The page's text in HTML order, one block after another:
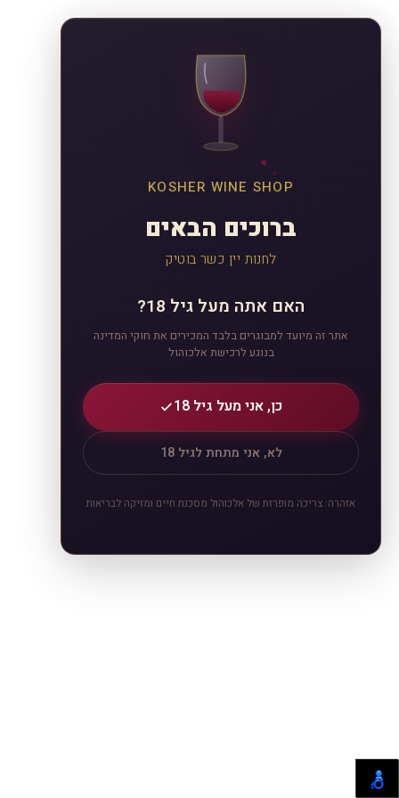
KOSHER WINE SHOP
ברוכים הבאים
לחנות יין כשר בוטיק
האם אתה מעל גיל 18?
אתר זה מיועד למבוגרים בלבד המכירים את חוקי המדינה
בנוגע לרכישת אלכוהול
כן, אני מעל גיל 18
לא, אני מתחת לגיל 18
אזהרה: צריכה מופרזת של אלכוהול מסכנת חיים ומזיקה לבריאות